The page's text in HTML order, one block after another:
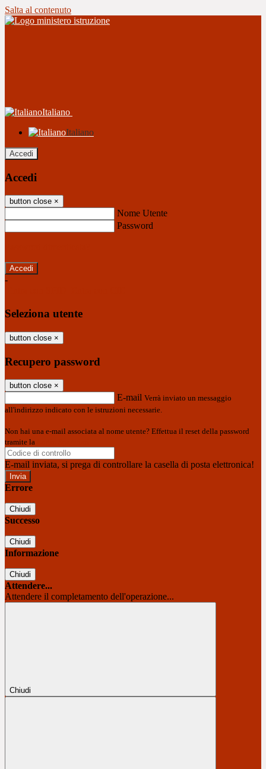
Salta al contenuto
Italiano
Italiano
Accedi
Accedi
button close ×
Nome Utente
Password
-
Seleziona utente
button close ×
Recupero password
button close ×
E-mail Verrà inviato un messaggio
all'indirizzo indicato con le istruzioni necessarie.
Non hai una e-mail associata al nome utente? Effettua il reset della password
tramite la
E-mail inviata, si prega di controllare la casella di posta elettronica!
Errore
Chiudi
Successo
Chiudi
Informazione
Chiudi
Attendere...
Attendere il completamento dell'operazione...
Chiudi